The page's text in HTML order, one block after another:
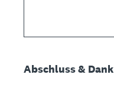
Abschluss & Dank